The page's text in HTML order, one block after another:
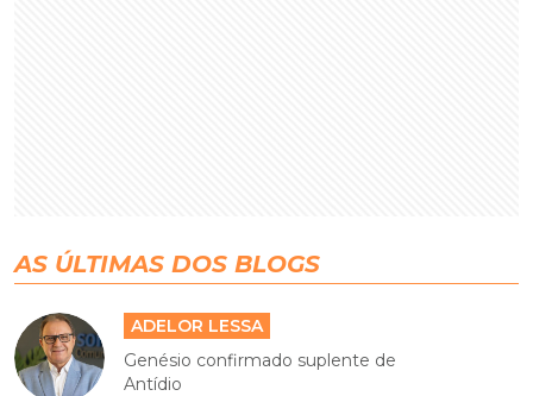
AS ÚLTIMAS DOS BLOGS
ADELOR LESSA
Genésio confirmado suplente de
Antídio